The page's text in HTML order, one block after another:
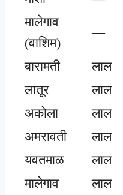
मालेगाव
(वाशिम)
—
बारामती लाल
लातूर
लाल
अकोला
लाल
अमरावती
लाल
यवतमाळ
लाल
मालेगाव
लाल